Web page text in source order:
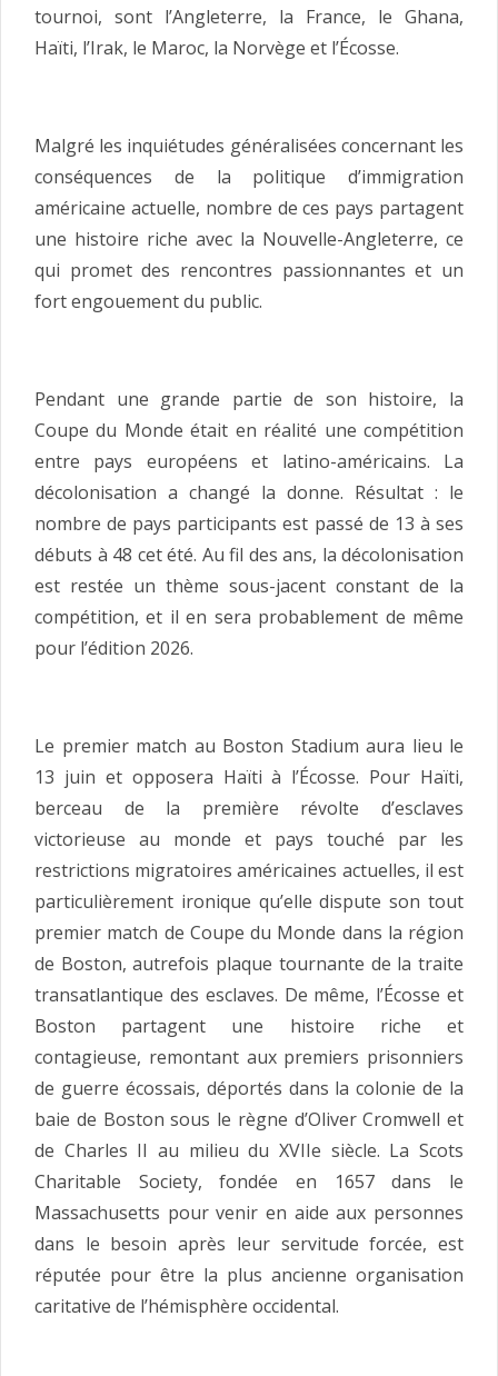
tournoi, sont l’Angleterre, la France, le Ghana,
Haïti, l’Irak, le Maroc, la Norvège et l’Écosse.
Malgré les inquiétudes généralisées concernant les
conséquences de la politique d’immigration
américaine actuelle, nombre de ces pays partagent
une histoire riche avec la Nouvelle-Angleterre, ce
qui promet des rencontres passionnantes et un
fort engouement du public.
Pendant une grande partie de son histoire, la
Coupe du Monde était en réalité une compétition
entre pays européens et latino-américains. La
décolonisation a changé la donne. Résultat : le
nombre de pays participants est passé de 13 à ses
débuts à 48 cet été. Au fil des ans, la décolonisation
est restée un thème sous-jacent constant de la
compétition, et il en sera probablement de même
pour l’édition 2026.
Le premier match au Boston Stadium aura lieu le
13 juin et opposera Haïti à l’Écosse. Pour Haïti,
berceau de la première révolte d’esclaves
victorieuse au monde et pays touché par les
restrictions migratoires américaines actuelles, il est
particulièrement ironique qu’elle dispute son tout
premier match de Coupe du Monde dans la région
de Boston, autrefois plaque tournante de la traite
transatlantique des esclaves. De même, l’Écosse et
Boston partagent une histoire riche et
contagieuse, remontant aux premiers prisonniers
de guerre écossais, déportés dans la colonie de la
baie de Boston sous le règne d’Oliver Cromwell et
de Charles II au milieu du XVIIe siècle. La Scots
Charitable Society, fondée en 1657 dans le
Massachusetts pour venir en aide aux personnes
dans le besoin après leur servitude forcée, est
réputée pour être la plus ancienne organisation
caritative de l’hémisphère occidental.